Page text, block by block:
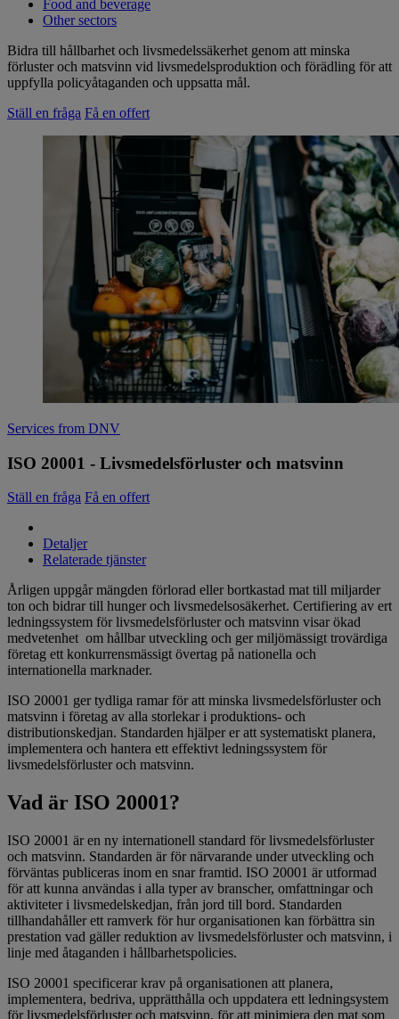
Food and beverage
Other sectors
Bidra till hållbarhet och livsmedelssäkerhet genom att minska
förluster och matsvinn vid livsmedelsproduktion och förädling för att
uppfylla policyåtaganden och uppsatta mål.
Ställ en fråga Få en offert
Services from DNV
ISO 20001 - Livsmedelsförluster och matsvinn
Ställ en fråga Få en offert
Detaljer
Relaterade tjänster
Årligen uppgår mängden förlorad eller bortkastad mat till miljarder
ton och bidrar till hunger och livsmedelsosäkerhet. Certifiering av ert
ledningssystem för livsmedelsförluster och matsvinn visar ökad
medvetenhet om hållbar utveckling och ger miljömässigt trovärdiga
företag ett konkurrensmässigt övertag på nationella och
internationella marknader.
ISO 20001 ger tydliga ramar för att minska livsmedelsförluster och
matsvinn i företag av alla storlekar i produktions- och
distributionskedjan. Standarden hjälper er att systematiskt planera,
implementera och hantera ett effektivt ledningssystem för
livsmedelsförluster och matsvinn.
Vad är ISO 20001?
ISO 20001 är en ny internationell standard för livsmedelsförluster
och matsvinn. Standarden är för närvarande under utveckling och
förväntas publiceras inom en snar framtid. ISO 20001 är utformad
för att kunna användas i alla typer av branscher, omfattningar och
aktiviteter i livsmedelskedjan, från jord till bord. Standarden
tillhandahåller ett ramverk för hur organisationen kan förbättra sin
prestation vad gäller reduktion av livsmedelsförluster och matsvinn, i
linje med åtaganden i hållbarhetspolicies.
ISO 20001 specificerar krav på organisationen att planera,
implementera, bedriva, upprätthålla och uppdatera ett ledningsystem
för livsmedelsförluster och matsvinn, för att minimiera den mat som